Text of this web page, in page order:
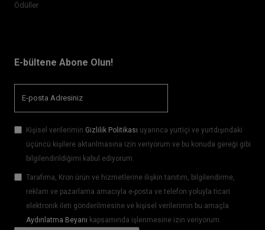
Ödüller
E-bültene Abone Olun!
Kişisel verilerimin Gizlilik Politikası uyarınca yurtiçi ve yurtdışındaki
üçüncü kişilere aktarılmasına izin veriyorum ve bu konuda gereği gibi
bilgilendirildiğimi kabul ediyorum.
Tarafıma, Kron ürün ve hizmetlerine ilişkin tanıtım, bilgilendirme,
reklam ve pazarlama amacıyla e-posta ve telefon yoluyla ticari
elektronik ileti gönderilmesine ve kişisel verilerimin bu amaçla
Aydınlatma Beyanı kapsamında işlenmesine izin veriyorum.